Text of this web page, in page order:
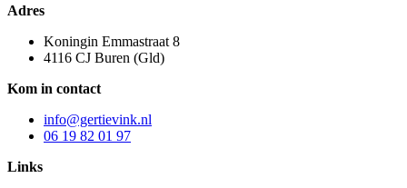
Adres
Koningin Emmastraat 8
4116 CJ Buren (Gld)
Kom in contact
info@gertievink.nl
06 19 82 01 97
Links